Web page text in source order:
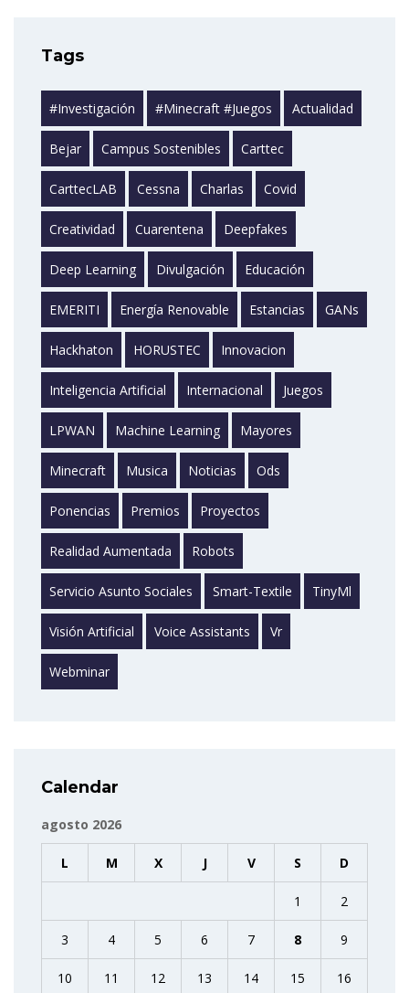
Tags
#investigación #minecraft #juegos Actualidad
Bejar Campus Sostenibles Carttec
CarttecLAB Cessna Charlas Covid
Creatividad Cuarentena Deepfakes
Deep Learning Divulgación Educación
EMERITI Energía Renovable Estancias GANs
Hackhaton HORUSTEC Innovacion
Inteligencia Artificial Internacional Juegos
LPWAN Machine Learning Mayores
Minecraft Musica Noticias Ods
Ponencias Premios Proyectos
Realidad Aumentada Robots
Servicio Asunto Sociales Smart-Textile TinyMl
Visión Artificial Voice Assistants Vr
Webminar
Calendar
agosto 2026
L M X J V S D
1 2
3 4 5 6 7 8 9
10 11 12 13 14 15 16